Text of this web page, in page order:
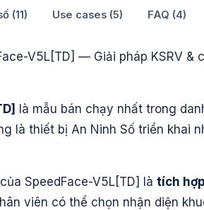
(11) Use cases (5) FAQ (4)
V5L[TD] — Giải pháp KSRV
là mẫu bán chạy nhất trong
là thiết bị An Ninh Số triển khai
SpeedFace-V5L[TD] là tích
viên có thể chọn nhận diện